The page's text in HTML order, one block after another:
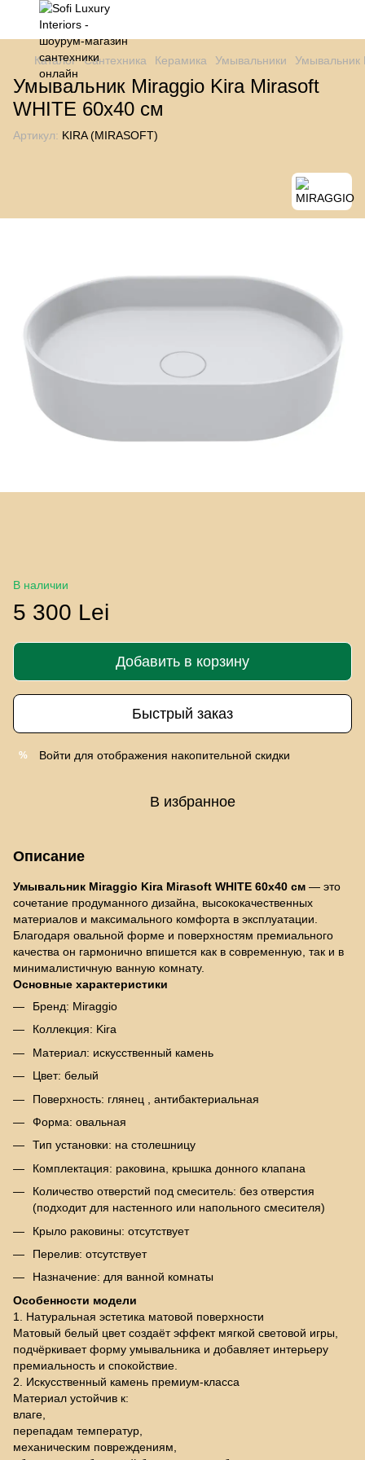
Каталог Сантехника Керамика Умывальники Умывальник
Умывальник Miraggio Kira Mirasoft
WHITE 60x40 см
Артикул: KIRA (MIRASOFT)
В наличии
5 300 Lei
Добавить в корзину
Быстрый заказ
% Войти для отображения накопительной скидки
В избранное
Описание
Умывальник Miraggio Kira Mirasoft WHITE 60x40 см — это
сочетание продуманного дизайна, высококачественных
материалов и максимального комфорта в эксплуатации.
Благодаря овальной форме и поверхностям премиального
качества он гармонично впишется как в современную, так и в
минималистичную ванную комнату.
Основные характеристики
Бренд: Miraggio
Коллекция: Kira
Материал: искусственный камень
Цвет: белый
Поверхность: глянец , антибактериальная
Форма: овальная
Тип установки: на столешницу
Комплектация: раковина, крышка донного клапана
Количество отверстий под смеситель: без отверстия
(подходит для настенного или напольного смесителя)
Крыло раковины: отсутствует
Перелив: отсутствует
Назначение: для ванной комнаты
Особенности модели
1. Натуральная эстетика матовой поверхности
Матовый белый цвет создаёт эффект мягкой световой игры,
подчёркивает форму умывальника и добавляет интерьеру
премиальность и спокойствие.
2. Искусственный камень премиум-класса
Материал устойчив к:
влаге,
перепадам температур,
механическим повреждениям,